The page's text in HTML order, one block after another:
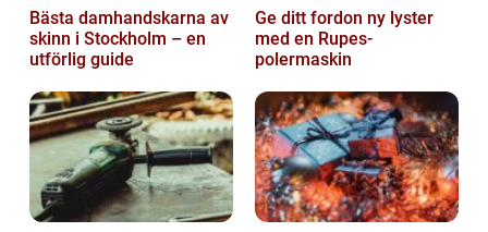
Bästa damhandskarna av
skinn i Stockholm – en
utförlig guide
Ge ditt fordon ny lyster
med en Rupes-
polermaskin